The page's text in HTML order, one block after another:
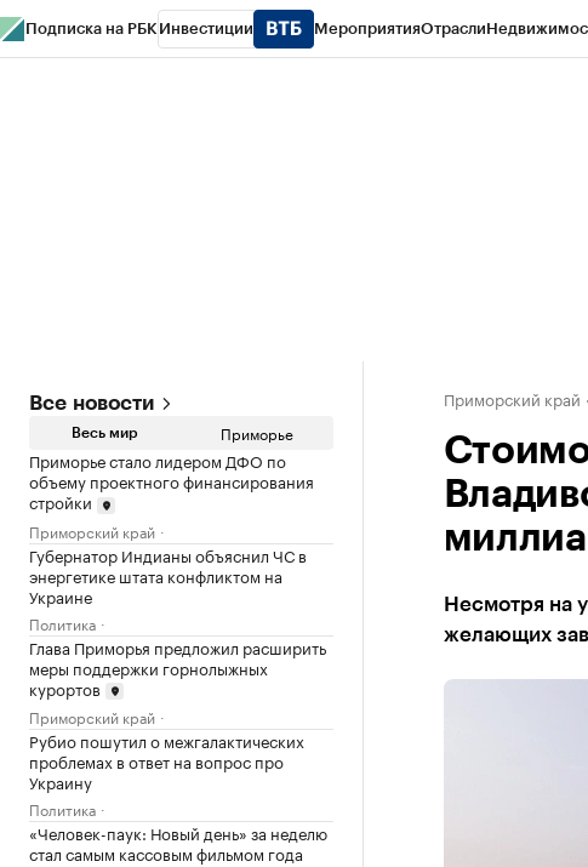
Подписка на РБК Инвестиции МероприятияОтрасли
Все новости
Весь мир Приморье
Приморье стало лидером ДФО по
объему проектного финансирования
стройки
Приморский край
Губернатор Индианы объяснил ЧС в
энергетике штата конфликтом на
Украине
Политика
Глава Приморья предложил расширить
меры поддержки горнолыжных
курортов
Приморский край
Рубио пошутил о межгалактических
проблемах в ответ на вопрос про
Украину
Политика
«Человек-паук: Новый день» за неделю
стал самым кассовым фильмом года
Приморский край
Несмотря на
желающих